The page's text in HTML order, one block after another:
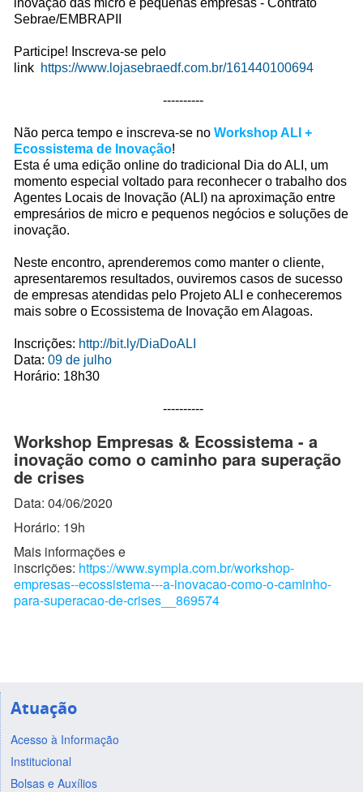
inovação das micro e pequenas empresas - Contrato
Sebrae/EMBRAPII
Participe! Inscreva-se pelo
link https://www.lojasebraedf.com.br/161440100694
----------
Não perca tempo e inscreva-se no Workshop ALI +
Ecossistema de Inovação!
Esta é uma edição online do tradicional Dia do ALI, um
momento especial voltado para reconhecer o trabalho dos
Agentes Locais de Inovação (ALI) na aproximação entre
empresários de micro e pequenos negócios e soluções de
inovação.
Neste encontro, aprenderemos como manter o cliente,
apresentaremos resultados, ouviremos casos de sucesso
de empresas atendidas pelo Projeto ALI e conheceremos
mais sobre o Ecossistema de Inovação em Alagoas.
Inscrições: http://bit.ly/DiaDoALI
Data: 09 de julho
Horário: 18h30
----------
Workshop Empresas & Ecossistema - a
inovação como o caminho para superação
de crises
Data: 04/06/2020
Horário: 19h
Mais informações e
inscrições: https://www.sympla.com.br/workshop-
empresas--ecossistema---a-inovacao-como-o-caminho-
para-superacao-de-crises__869574
Atuação
Acesso à Informação
Institucional
Bolsas e Auxílios